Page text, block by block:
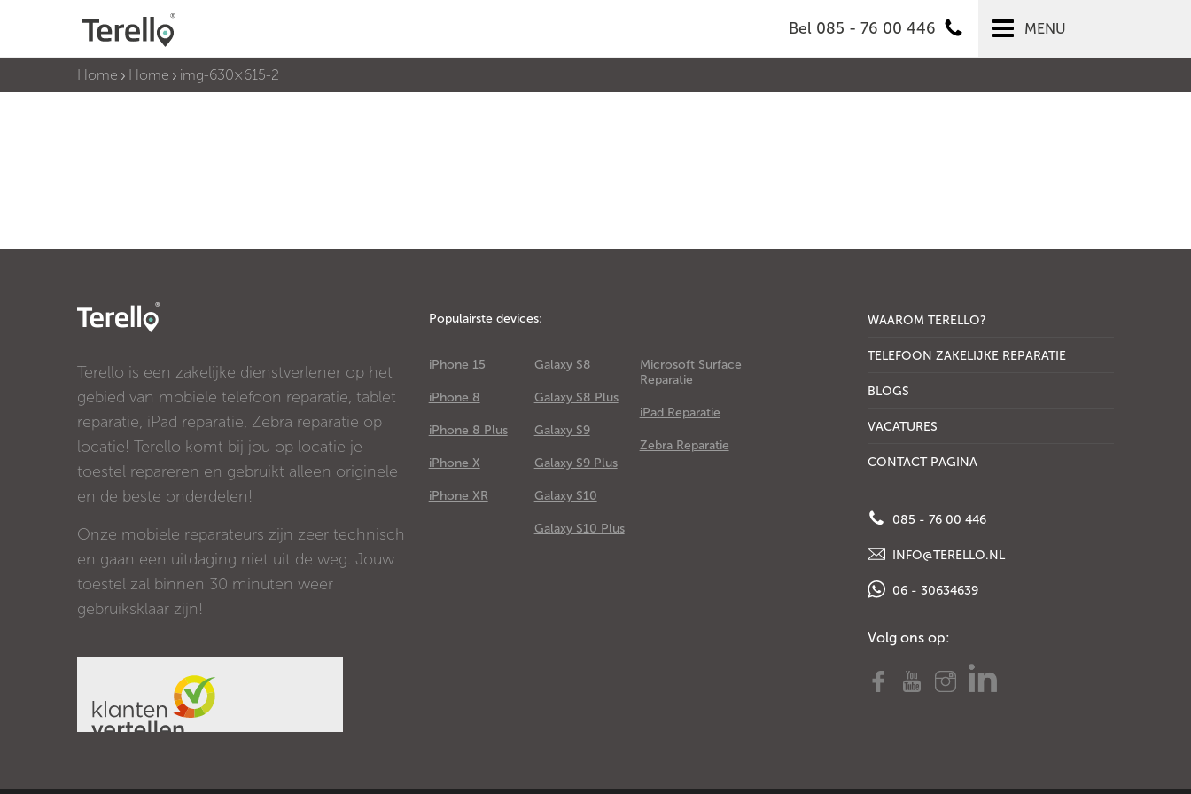
Bel 085 - 76 00 446 MENU
Home Home img-630×615-2
Terello is een zakelijke dienstverlener op het
gebied van mobiele telefoon reparatie, tablet
reparatie, iPad reparatie, Zebra reparatie op
locatie! Terello komt bij jou op locatie je
toestel repareren en gebruikt alleen originele
en de beste onderdelen!
Onze mobiele reparateurs zijn zeer technisch
en gaan een uitdaging niet uit de weg. Jouw
toestel zal binnen 30 minuten weer
gebruiksklaar zijn!
Populairste devices:
iPhone 15
iPhone 8
iPhone 8 Plus
iPhone X
iPhone XR
Galaxy S8
Galaxy S8 Plus
Galaxy S9
Galaxy S9 Plus
Galaxy S10
Galaxy S10 Plus
Microsoft Surface
Reparatie
iPad Reparatie
Zebra Reparatie
WAAROM TERELLO?
TELEFOON ZAKELIJKE REPARATIE
BLOGS
VACATURES
CONTACT PAGINA
085 - 76 00 446
INFO@TERELLO.NL
06 - 30634639
Volg ons op: